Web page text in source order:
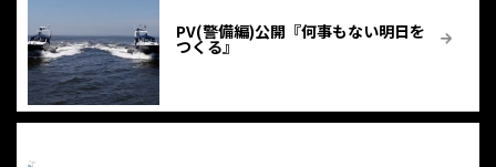
PV(警備編)公開『何事もない明日を
つくる』